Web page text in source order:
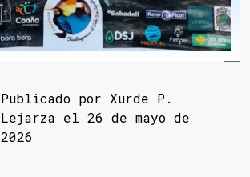
Publicado por Xurde P.
Lejarza el 26 de mayo de
2026